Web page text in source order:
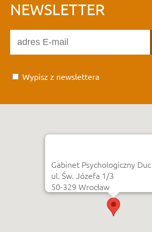
NEWSLETTER
Wypisz z newslettera
Gabinet Psychologiczny
ul. Św. Józefa 1/3
50-329 Wrocław